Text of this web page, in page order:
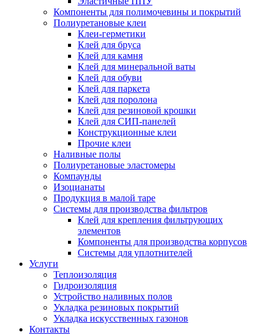
Компоненты для полимочевины и покрытий
Полиуретановые клеи
Клеи-герметики
Клей для бруса
Клей для камня
Клей для минеральной ваты
Клей для обуви
Клей для паркета
Клей для поролона
Клей для резиновой крошки
Клей для СИП-панелей
Конструкционные клеи
Прочие клеи
Наливные полы
Полиуретановые эластомеры
Компаунды
Изоцианаты
Продукция в малой таре
Системы для производства фильтров
Клей для крепления фильтрующих
элементов
Компоненты для производства корпусов
Системы для уплотнителей
Услуги
Теплоизоляция
Гидроизоляция
Устройство наливных полов
Укладка резиновых покрытий
Укладка искусственных газонов
Контакты